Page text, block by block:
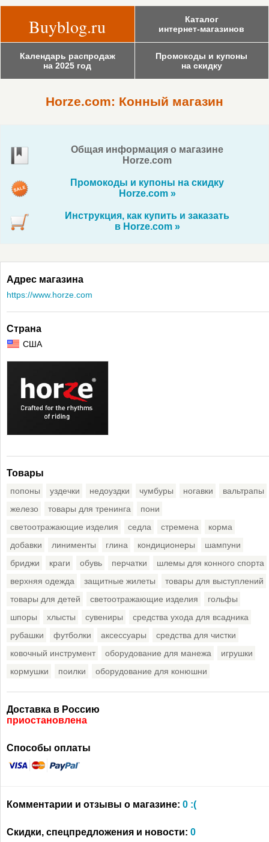
Buyblog.ru
Каталог
интернет-магазинов
Календарь распродаж
на 2025 год
Промокоды и купоны
на скидку
Horze.com: Конный магазин
Общая информация о магазине
Horze.com
Промокоды и купоны на скидку
Horze.com »
Инструкция, как купить и заказать
в Horze.com »
Адрес магазина
https://www.horze.com
Страна
США
Товары
попоны уздечки недоуздки чумбуры ногавки
вальтрапы
железо
товары для тренинга
пони
светоотражающие изделия
седла стремена
корма
добавки
линименты глина кондиционеры
шампуни
бриджи
краги обувь перчатки
шлемы для конного спорта
верхняя одежда
защитные жилеты
товары для выступлений
товары для детей
светоотражающие изделия
гольфы
шпоры
хлысты сувениры
средства ухода для всадника
рубашки
футболки аксессуары
средства для чистки
ковочный инструмент
оборудование для манежа
игрушки
кормушки
поилки оборудование для конюшни
Доставка в Россию
приостановлена
Способы оплаты
Комментарии и отзывы о магазине: 0 :(
Скидки, спецпредложения и новости: 0